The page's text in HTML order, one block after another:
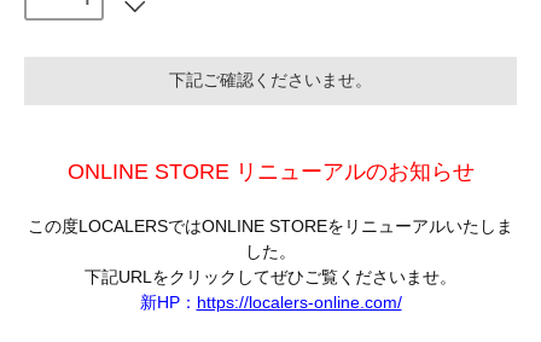
下記ご確認くださいませ。
ONLINE STORE リニューアルのお知らせ
この度LOCALERSではONLINE STOREをリニューアルいたしま
した。
下記URLをクリックしてぜひご覧くださいませ。
新HP： https://localers-online.com/